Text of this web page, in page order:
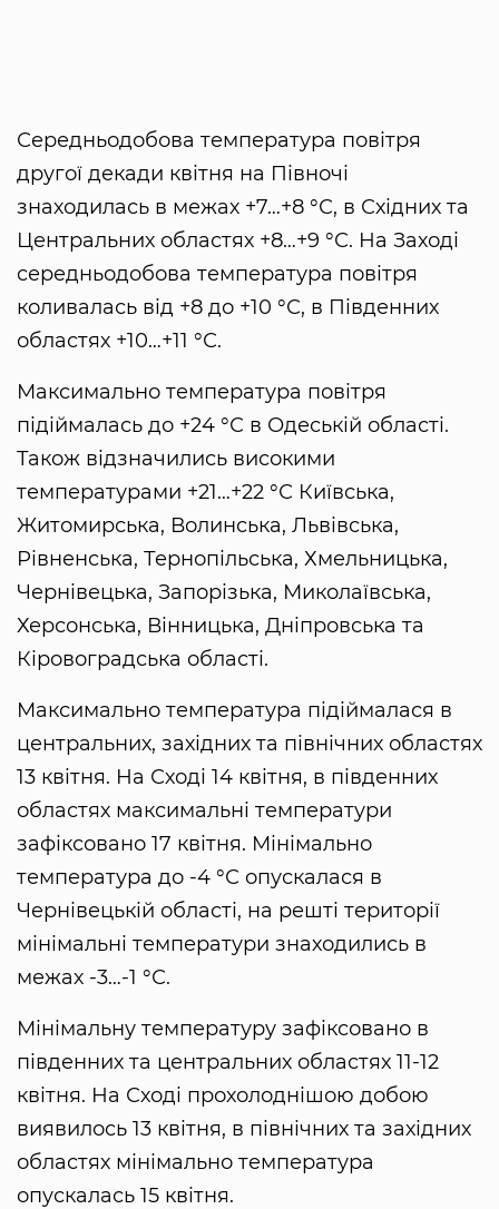
Середньодобова температура повітря
другої декади квітня на Півночі
знаходилась в межах +7…+8 °С, в Східних та
Центральних областях +8…+9 °С. На Заході
середньодобова температура повітря
коливалась від +8 до +10 °С, в Південних
областях +10…+11 °С.
Максимально температура повітря
підіймалась до +24 °С в Одеській області.
Також відзначились високими
температурами +21…+22 °С Київська,
Житомирська, Волинська, Львівська,
Рівненська, Тернопільська, Хмельницька,
Чернівецька, Запорізька, Миколаївська,
Херсонська, Вінницька, Дніпровська та
Кіровоградська області.
Максимально температура підіймалася в
центральних, західних та північних областях
13 квітня. На Сході 14 квітня, в південних
областях максимальні температури
зафіксовано 17 квітня. Мінімально
температура до -4 °С опускалася в
Чернівецькій області, на решті території
мінімальні температури знаходились в
межах -3…-1 °С.
Мінімальну температуру зафіксовано в
південних та центральних областях 11-12
квітня. На Сході прохолоднішою добою
виявилось 13 квітня, в північних та західних
областях мінімально температура
опускалась 15 квітня.